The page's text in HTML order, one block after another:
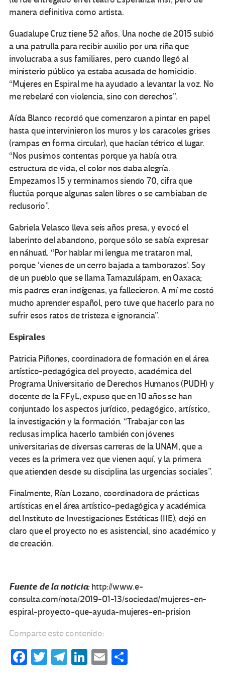
manera definitiva como artista.
Guadalupe Cruz tiene 52 años. Una noche de 2015 subió
a una patrulla para recibir auxilio por una riña que
involucraba a sus familiares, pero cuando llegó al
ministerio público ya estaba acusada de homicidio.
“Mujeres en Espiral me ha ayudado a levantar la voz. No
me rebelaré con violencia, sino con derechos”.
Aída Blanco recordó que comenzaron a pintar en papel
hasta que intervinieron los muros y los caracoles grises
(rampas en forma circular), que hacían tétrico el lugar.
“Nos pusimos contentas porque ya había otra
estructura de vida, el color nos daba alegría.
Empezamos 15 y terminamos siendo 70, cifra que
fluctúa porque algunas salen libres o se cambiaban de
reclusorio”.
Gabriela Velasco lleva seis años presa, y evocó el
laberinto del abandono, porque sólo se sabía expresar
en náhuatl. “Por hablar mi lengua me trataron mal,
porque ‘vienes de un cerro bajada a tamborazos’. Soy
de un pueblo que se llama Tamazulápam, en Oaxaca;
mis padres eran indígenas, ya fallecieron. A mí me costó
mucho aprender español, pero tuve que hacerlo para no
sufrir esos ratos de tristeza e ignorancia”.
Espirales
Patricia Piñones, coordinadora de formación en el área
artístico-pedagógica del proyecto, académica del
Programa Universitario de Derechos Humanos (PUDH) y
docente de la FFyL, expuso que en 10 años se han
conjuntado los aspectos jurídico, pedagógico, artístico,
la investigación y la formación. “Trabajar con las
reclusas implica hacerlo también con jóvenes
universitarias de diversas carreras de la UNAM, que a
veces es la primera vez que vienen aquí, y la primera
que atienden desde su disciplina las urgencias sociales”.
Finalmente, Rían Lozano, coordinadora de prácticas
artísticas en el área artístico-pedagógica y académica
del Instituto de Investigaciones Estéticas (IIE), dejó en
claro que el proyecto no es asistencial, sino académico y
de creación.
Fuente de la noticia:http://www.e-
consulta.com/nota/2019-01-13/sociedad/mujeres-en-
espiral-proyecto-que-ayuda-mujeres-en-prision
Comparte este contenido:
Fa T
Te Li
E